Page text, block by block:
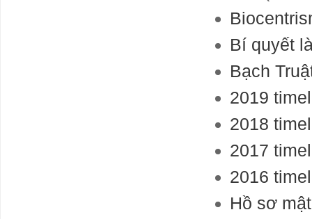
Bí quyết
Bạch
2019
2018
2017
2016
Hồ sơ